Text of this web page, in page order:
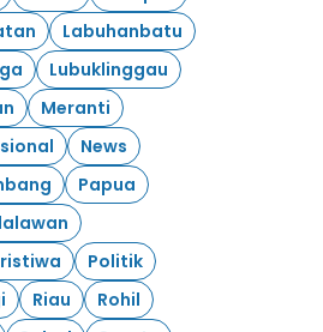
Labuhanbatu
Lubuklinggau
Meranti
News
Papua
Politik
Riau
Rohil